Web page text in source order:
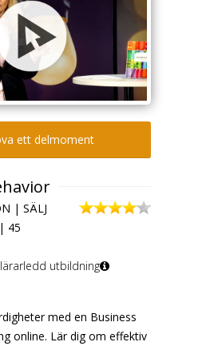
ett delmoment
| SÄLJ
45
utbildning
med en Business
online. Lär dig om effektiv